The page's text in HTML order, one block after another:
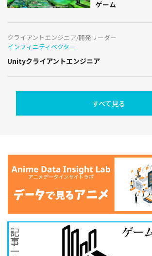
ゲーム
クライアントエンジニア/開発リーダー
インフィニティベクター
Unityクライアントエンジニア
すべて見る